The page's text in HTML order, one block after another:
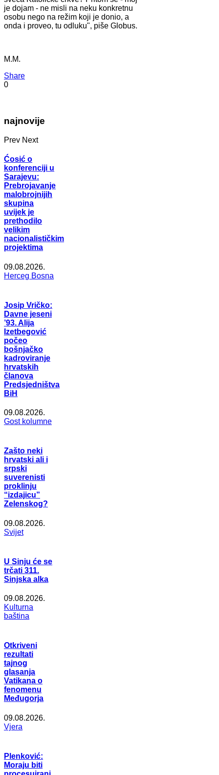
je dojam - ne misli na neku konkretnu
osobu nego na režim koji je donio, a
onda i proveo, tu odluku", piše Globus.
M.M.
Share
0
najnovije
Prev Next
Ćosić o
konferenciji u
Sarajevu:
Prebrojavanje
malobrojnijih
skupina
uvijek je
prethodilo
velikim
nacionalističkim
projektima
09.08.2026.
Herceg Bosna
Josip Vričko:
Davne jeseni
’93. Alija
Izetbegović
počeo
bošnjačko
kadroviranje
hrvatskih
članova
Predsjedništva
BiH
09.08.2026.
Gost kolumne
Zašto neki
hrvatski ali i
srpski
suverenisti
proklinju
“izdajicu”
Zelenskog?
09.08.2026.
Svijet
U Sinju će se
trčati 311.
Sinjska alka
09.08.2026.
Kulturna
baština
Otkriveni
rezultati
tajnog
glasanja
Vatikana o
fenomenu
Međugorja
09.08.2026.
Vjera
Plenković:
Moraju biti